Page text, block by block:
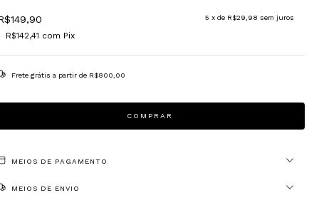
5 x de R$29,98 sem juros
R$142,41 com Pix
Frete grátisa partir de R$800,00
MEIOS DE PAGAMENTO
MEIOS DE ENVIO